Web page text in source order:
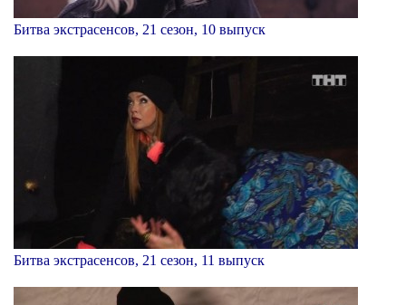
Битва экстрасенсов, 21 сезон, 10 выпуск
Битва экстрасенсов, 21 сезон, 11 выпуск